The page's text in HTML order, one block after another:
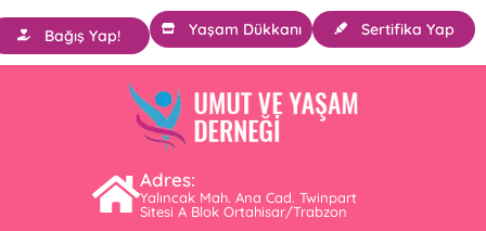
Sertifika Yap
Yaşam Dükkanı
Bağış Yap!
Adres:
Yalıncak Mah. Ana Cad. Twinpart
Sitesi A Blok Ortahisar/Trabzon